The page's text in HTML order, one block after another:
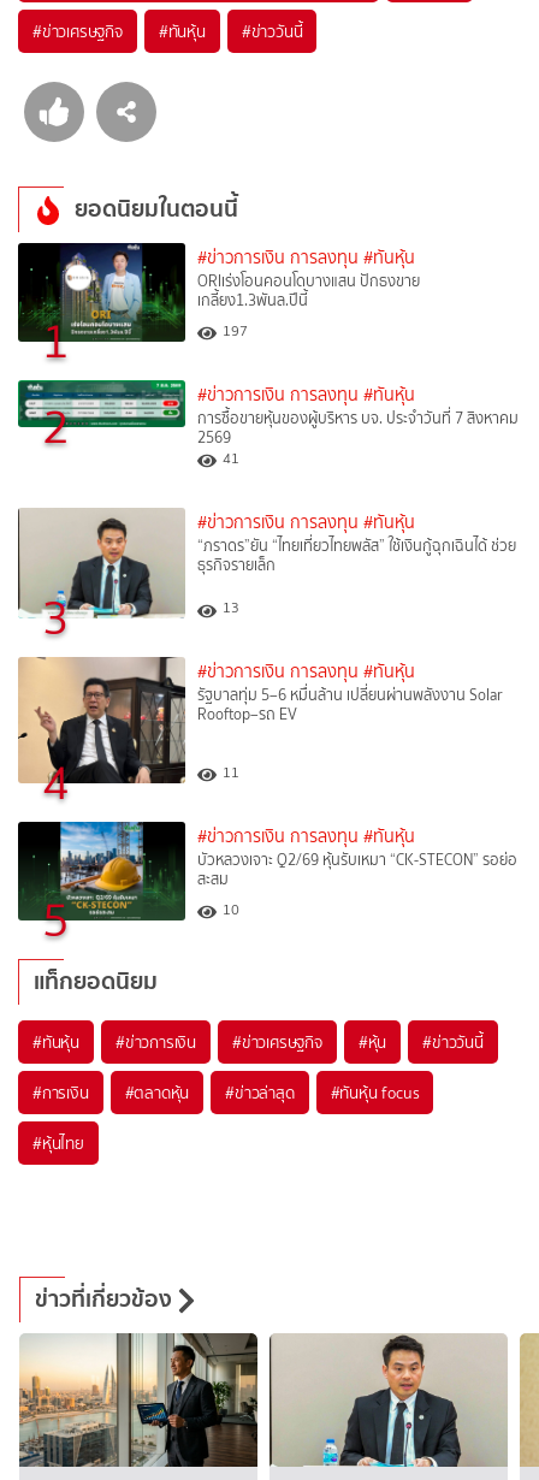
#ข่าวเศรษฐกิจ #ทันหุ้น #ข่าววันนี้
ยอดนิยมในตอนนี้
1
#ข่าวการเงิน การลงทุน #ทันหุ้น
ORIเร่งโอนคอนโดบางแสน ปักธงขาย
เกลี้ยง1.3พันล.ปีนี้
197
2 #ข่าวการเงิน การลงทุน #ทันหุ้น
การซื้อขายหุ้นของผู้บริหาร บจ. ประจำวันที่ 7 สิงหาคม
2569
41
3
#ข่าวการเงิน การลงทุน #ทันหุ้น
“ภราดร”ยัน “ไทยเที่ยวไทยพลัส” ใช้เงินกู้ฉุกเฉินได้ ช่วย
ธุรกิจรายเล็ก
13
4
#ข่าวการเงิน การลงทุน #ทันหุ้น
รัฐบาลทุ่ม 5–6 หมื่นล้าน เปลี่ยนผ่านพลังงาน Solar
Rooftop–รถ EV
11
5
#ข่าวการเงิน การลงทุน #ทันหุ้น
บัวหลวงเจาะ Q2/69 หุ้นรับเหมา “CK-STECON” รอย่อ
สะสม
10
แท็กยอดนิยม
#ทันหุ้น #ข่าวการเงิน #ข่าวเศรษฐกิจ #หุ้น #ข่าววันนี้
#การเงิน #ตลาดหุ้น #ข่าวล่าสุด #ทันหุ้น focus
#หุ้นไทย
ข่าวที่เกี่ยวข้อง